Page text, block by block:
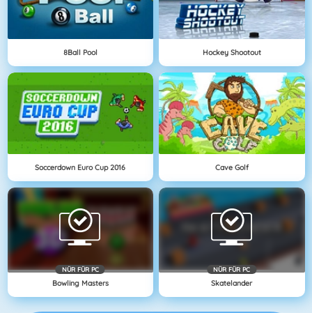
8Ball Pool Hockey Shootout
Soccerdown Euro Cup 2016 Cave Golf
NÜR FÜR PC
Bowling Masters
NÜR FÜR PC
Skatelander